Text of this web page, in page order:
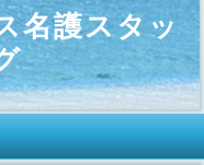
名護スタッ